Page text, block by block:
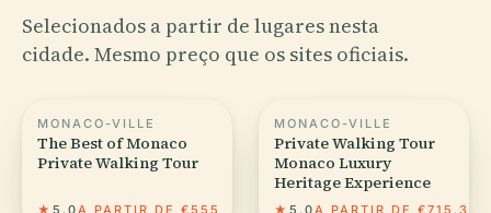
Selecionados a partir de lugares nesta
cidade. Mesmo preço que os sites oficiais.
MONACO-VILLE
The Best of Monaco
Private Walking Tour
★ 5.0A PARTIR DE €555
MONACO-VILLE
Private Walking Tour
Monaco Luxury
Heritage Experience
★ 5.0A PARTIR DE €715.39